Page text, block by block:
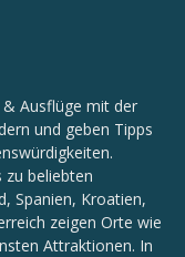
& Ausflüge mit der
und geben Tipps
beliebten
Spanien, Kroatien,
zeigen Orte wie
Attraktionen. In